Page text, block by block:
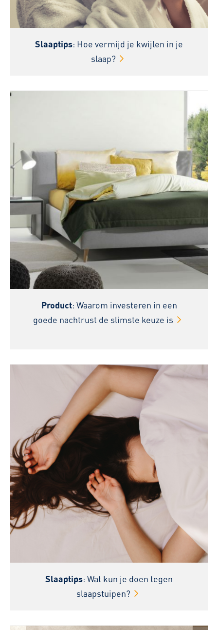
Slaaptips: Hoe vermijd je kwijlen in je
slaap?
Product: Waarom investeren in een
goede nachtrust de slimste keuze is
Slaaptips: Wat kun je doen tegen
slaapstuipen?